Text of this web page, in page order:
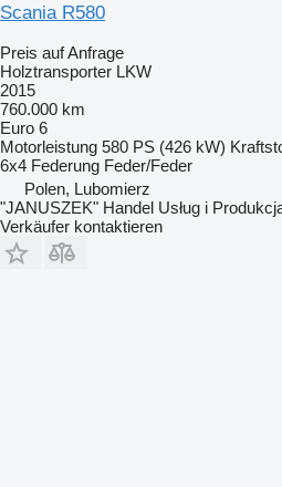
Scania R580
Preis auf Anfrage
Holztransporter LKW
2015
760.000 km
Euro 6
Motorleistung 580 PS (426 kW)
6x4 Federung Feder/Feder
Polen, Lubomierz
"JANUSZEK" Handel Usług i
Verkäufer kontaktieren